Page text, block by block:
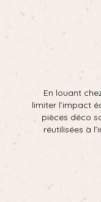
En louant
limiter l’impact
pièces déco
réutilisées à